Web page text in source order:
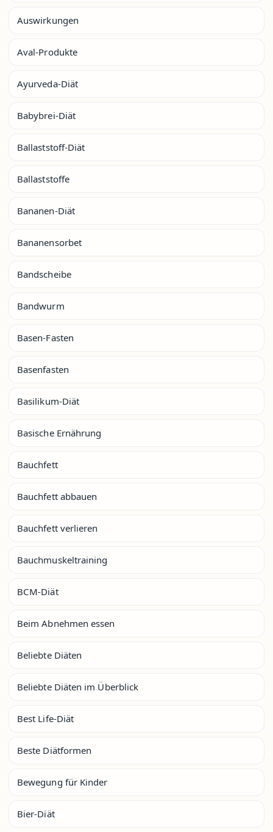
Auswirkungen
Aval-Produkte
Ayurveda-Diät
Babybrei-Diät
Ballaststoff-Diät
Ballaststoffe
Bananen-Diät
Bananensorbet
Bandscheibe
Bandwurm
Basen-Fasten
Basenfasten
Basilikum-Diät
Basische Ernährung
Bauchfett
Bauchfett abbauen
Bauchfett verlieren
Bauchmuskeltraining
BCM-Diät
Beim Abnehmen essen
Beliebte Diäten
Beliebte Diäten im Überblick
Best Life-Diät
Beste Diätformen
Bewegung für Kinder
Bier-Diät